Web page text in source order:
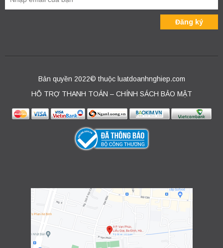
Bản quyền 2022© thuộc luatdoanhnghiep.com
HỖ TRỢ THANH TOÁN – CHÍNH SÁCH BẢO MẬT